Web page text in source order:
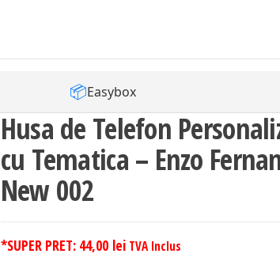
📦Easybox
Husa de Telefon
cu Tematica – Enzo
New 002
*SUPER PRET: 44,00 lei TVA Inclus